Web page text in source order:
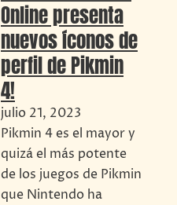
Online presenta
nuevos íconos de
perfil de Pikmin
4!
julio 21, 2023
Pikmin 4 es el mayor y
quizá el más potente
de los juegos de Pikmin
que Nintendo ha